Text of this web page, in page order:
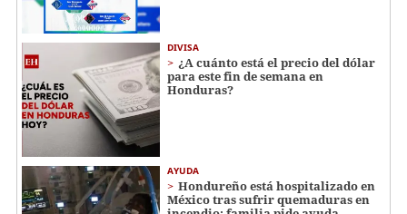
DIVISA
¿A cuánto está el precio del dólar
para este fin de semana en
Honduras?
AYUDA
Hondureño está hospitalizado en
México tras sufrir quemaduras en